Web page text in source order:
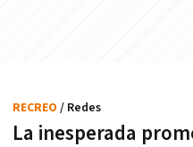
La inesperada
RECREO / Redes